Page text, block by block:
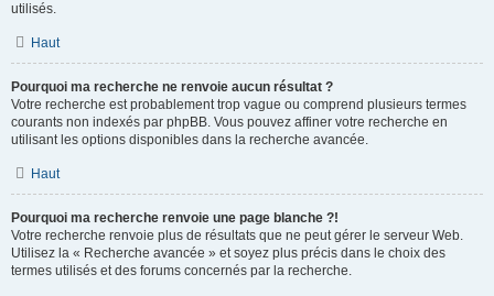
utilisés.
Haut
Pourquoi ma recherche ne renvoie aucun résultat ?
Votre recherche est probablement trop vague ou comprend plusieurs termes
courants non indexés par phpBB. Vous pouvez affiner votre recherche en
utilisant les options disponibles dans la recherche avancée.
Haut
Pourquoi ma recherche renvoie une page blanche ?!
Votre recherche renvoie plus de résultats que ne peut gérer le serveur Web.
Utilisez la « Recherche avancée » et soyez plus précis dans le choix des
termes utilisés et des forums concernés par la recherche.